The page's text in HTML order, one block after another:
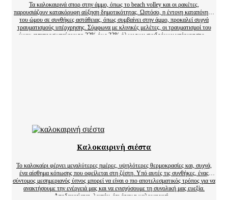
Τα καλοκαιρινά σπορ στην άμμο, όπως το beach volley και οι ρακέτες,
παρουσιάζουν κατακόρυφη αύξηση δημοτικότητας. Ωστόσο, η έντονη καταπόνηση
του ώμου σε συνθήκες αστάθειας, όπως συμβαίνει στην άμμο, προκαλεί συχνά
τραυματισμούς υπέρχρησης. Σύμφωνα με κλινικές μελέτες, οι τραυματισμοί του
ώμου αντιπροσωπεύουν το 22% έως 33% όλων των συνδρόμων υπέρχρησης…
Καλοκαιρινή σιέστα
Το καλοκαίρι φέρνει μεγαλύτερες ημέρες, υψηλότερες θερμοκρασίες και, συχνά,
ένα αίσθημα κόπωσης που οφείλεται στη ζέστη. Υπό αυτές τις συνθήκες, ένας
σύντομος μεσημεριανός ύπνος μπορεί να είναι ο πιο αποτελεσματικός τρόπος για να
ανακτήσουμε την ενέργειά μας και να ενισχύσουμε τη συνολική μας ευεξία.
Αποδεικνύεται, λοιπόν, ότι όταν η καλοκαιρινή…